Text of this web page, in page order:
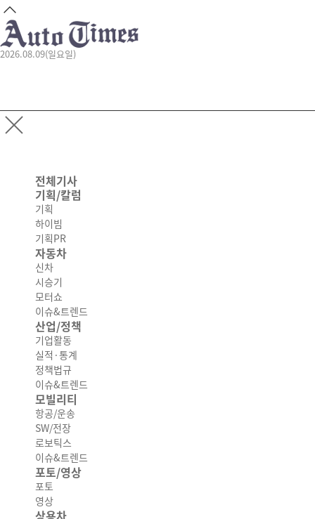
2026.08.09(일요일)
전체기사
기획/칼럼
기획
하이빔
기획PR
자동차
신차
시승기
모터쇼
이슈&트렌드
산업/정책
기업활동
실적·통계
정책법규
이슈&트렌드
모빌리티
항공/운송
SW/전장
로보틱스
이슈&트렌드
포토/영상
포토
영상
상용차